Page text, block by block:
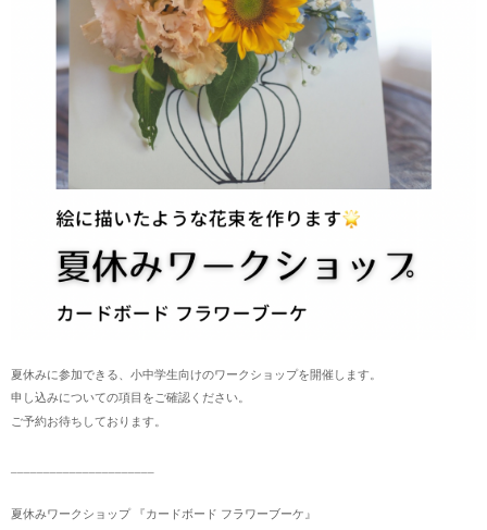
夏休みに参加できる、小中学生向けのワークショップを開催します。
申し込みについての項目をご確認ください。
ご予約お待ちしております。
夏休みワークショップ 『カードボード フラワーブーケ』